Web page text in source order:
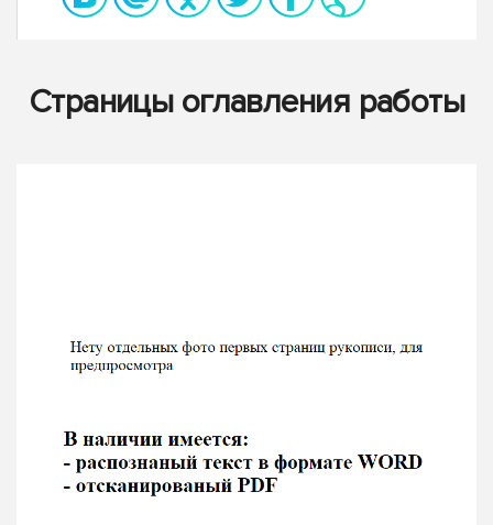
Страницы оглавления работы